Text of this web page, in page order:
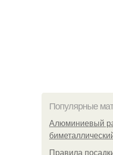
Популярные
Алюминиевый
Правила